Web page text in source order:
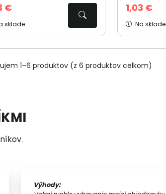
€
sklade
1,03 €
Na sklade
1–6 produktov (z 6 produktov celkom)
Výhody: